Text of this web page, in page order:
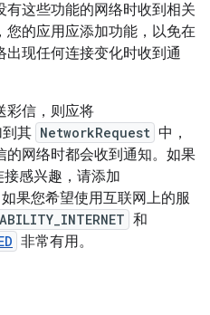
这些功能的网络时收到相关
的应用应添加功能，以免在
现任何连接变化时收到通
彩信，则应将
其 NetworkRequest 中，
的网络时都会收到通知。如果
感兴趣，请添加
果您希望使用互联网上的服
和
非常有用。